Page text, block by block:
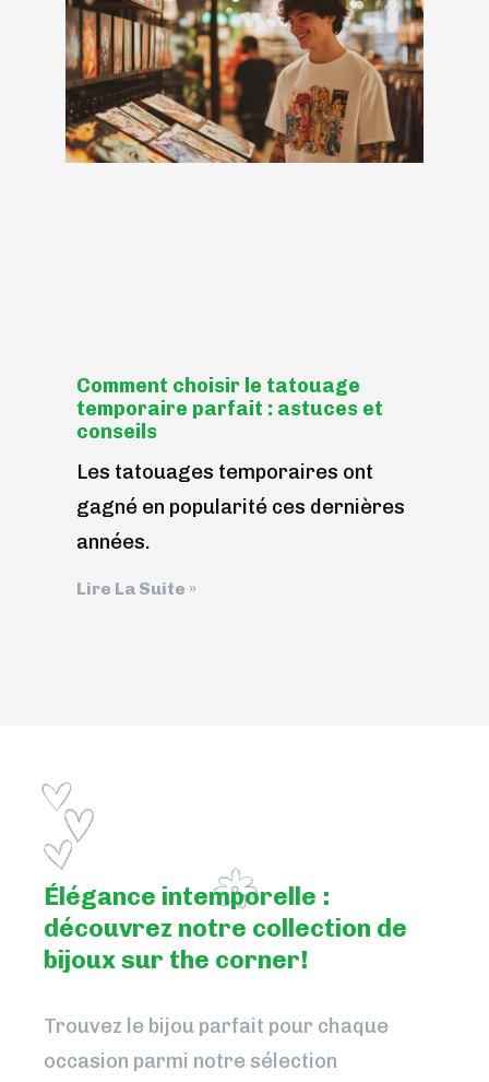
Comment choisir le tatouage
temporaire parfait : astuces et
conseils
Les tatouages temporaires ont
gagné en popularité ces dernières
années.
Lire La Suite »
Élégance intemporelle :
découvrez notre collection de
bijoux sur the corner!
Trouvez le bijou parfait pour chaque
occasion parmi notre sélection